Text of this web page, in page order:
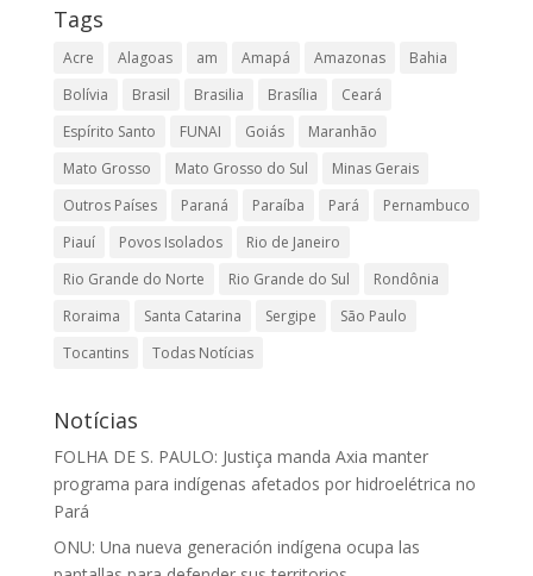
Tags
Acre Alagoas am Amapá Amazonas
Bahia
Bolívia
Brasil Brasilia Brasília
Ceará
Espírito Santo
FUNAI Goiás
Maranhão
Mato Grosso
Mato Grosso do Sul
Minas Gerais
Outros Países
Paraná Paraíba Pará
Pernambuco
Piauí
Povos Isolados
Rio de Janeiro
Rio Grande do Norte
Rio Grande do Sul
Rondônia
Roraima
Santa Catarina Sergipe
São Paulo
Tocantins
Todas Notícias
Notícias
FOLHA DE S. PAULO: Justiça manda Axia manter
programa para indígenas afetados por hidroelétrica no
Pará
ONU: Una nueva generación indígena ocupa las